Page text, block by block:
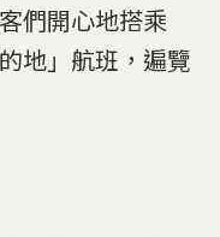
們開心地搭乘
地」航班，遍覽